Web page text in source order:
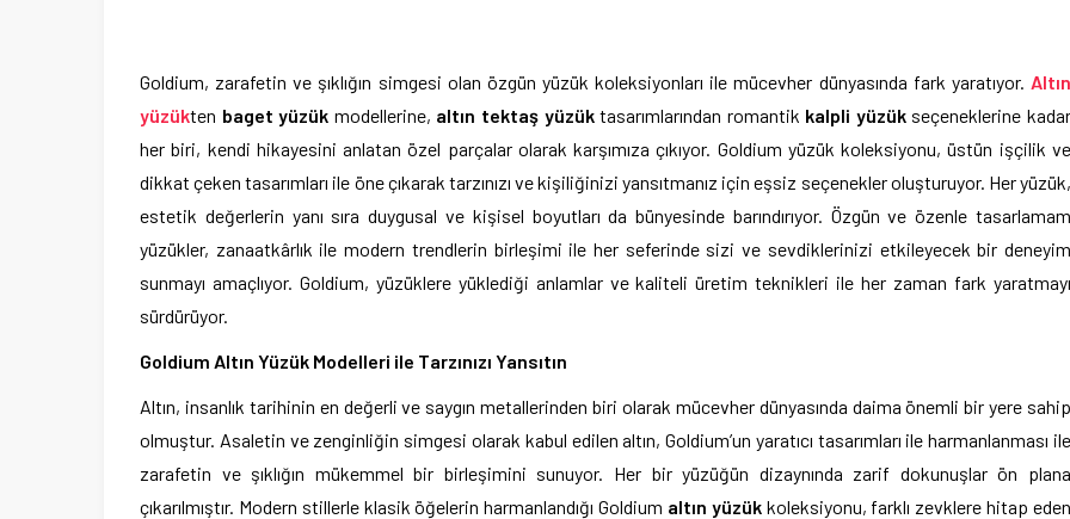
Goldium, zarafetin ve şıklığın simgesi olan özgün yüzük koleksiyonları ile mücevher dünyasında fark yaratıyor. Altın
yüzükten baget yüzük modellerine, altın tektaş yüzüktasarımlarından romantik kalpli yüzükseçeneklerine kadar
her biri, kendi hikayesini anlatan özel parçalar olarak karşımıza çıkıyor. Goldium yüzük koleksiyonu, üstün işçilik ve
dikkat çeken tasarımları ile öne çıkarak tarzınızı ve kişiliğinizi yansıtmanız için eşsiz seçenekler oluşturuyor. Her yüzük,
estetik değerlerin yanı sıra duygusal ve kişisel boyutları da bünyesinde barındırıyor. Özgün ve özenle tasarlamam
yüzükler, zanaatkârlık ile modern trendlerin birleşimi ile her seferinde sizi ve sevdiklerinizi etkileyecek bir deneyim
sunmayı amaçlıyor. Goldium, yüzüklere yüklediği anlamlar ve kaliteli üretim teknikleri ile her zaman fark yaratmayı
sürdürüyor.
Goldium Altın Yüzük Modelleri ile Tarzınızı Yansıtın
Altın, insanlık tarihinin en değerli ve saygın metallerinden biri olarak mücevher dünyasında daima önemli bir yere sahip
olmuştur. Asaletin ve zenginliğin simgesi olarak kabul edilen altın, Goldium’un yaratıcı tasarımları ile harmanlanması ile
zarafetin ve şıklığın mükemmel bir birleşimini sunuyor. Her bir yüzüğün dizaynında zarif dokunuşlar ön plana
çıkarılmıştır. Modern stillerle klasik öğelerin harmanlandığı Goldium altın yüzükkoleksiyonu, farklı zevklere hitap eden